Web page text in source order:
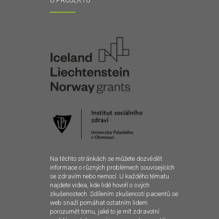
Na těchto stránkách se můžete dozvědět
informace o různých problémech souvisejících
se zdravím nebo nemocí. U každého tématu
najdete videa, kde lidé hovoří o svých
zkušenostech. Sdílením zkušeností pacientů se
web snaží pomáhat ostatním lidem
porozumět tomu, jaké to je mít zdravotní